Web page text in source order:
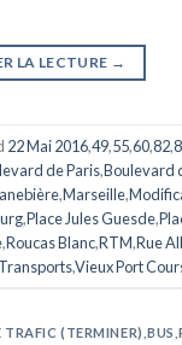
LA LECTURE →
22 Mai 2016,49,55,60,82,
de Paris,Boulevard
,Marseille,
,Place Jules Guesde,
,Roucas Blanc,RTM,Rue
Transports,Vieux Port
TRAFIC (TERMINER) ,BUS ,